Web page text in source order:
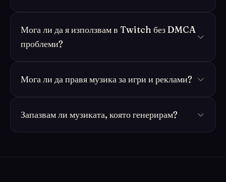
Мога ли да я използвам в Twitch без DMCA
проблеми?
Мога ли да правя музика за игри и реклами?
Запазвам ли музиката, която генерирам?